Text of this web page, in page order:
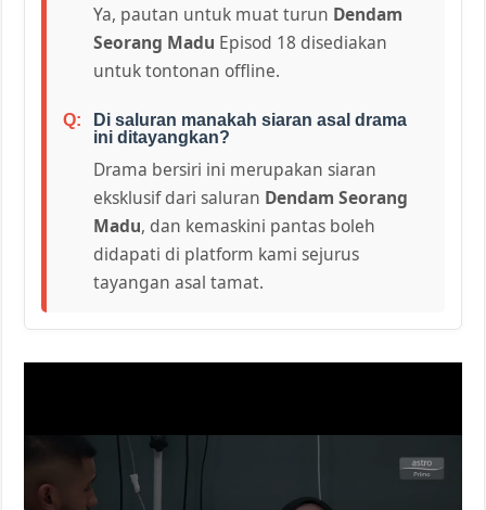
Ya, pautan untuk muat turun Dendam
Seorang Madu Episod 18 disediakan
untuk tontonan offline.
Di saluran manakah siaran asal drama
ini ditayangkan?
Drama bersiri ini merupakan siaran
eksklusif dari saluran Dendam Seorang
Madu, dan kemaskini pantas boleh
didapati di platform kami sejurus
tayangan asal tamat.